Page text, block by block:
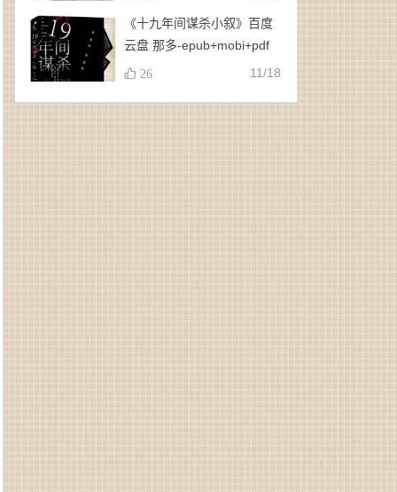
《十九年间谋杀小叙》百度
云盘 那多-epub+mobi+pdf
26 11/18